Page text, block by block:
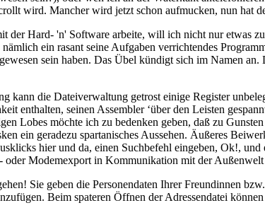
wird. Mancher wird jetzt schon aufmucken, nun hat
der Hard- 'n' Software arbeite, will ich nicht nur etwas
ein rasant seine Aufgaben verrichtendes
sein haben. Das Übel kündigt sich im Namen
kann die Dateiverwaltung getrost einige Register
enthalten, seinen Assembler ‘über den Leisten
Lobes möchte ich zu bedenken geben, daß zu
ein geradezu spartanisches Aussehen. Äußeres
hier und da, einen Suchbefehl eingeben, Ok!,
Modemexport in Kommunikation mit der Außenwelt
Sie geben die Personendaten Ihrer Freundinnen
Beim spateren Öffnen der Adressendatei